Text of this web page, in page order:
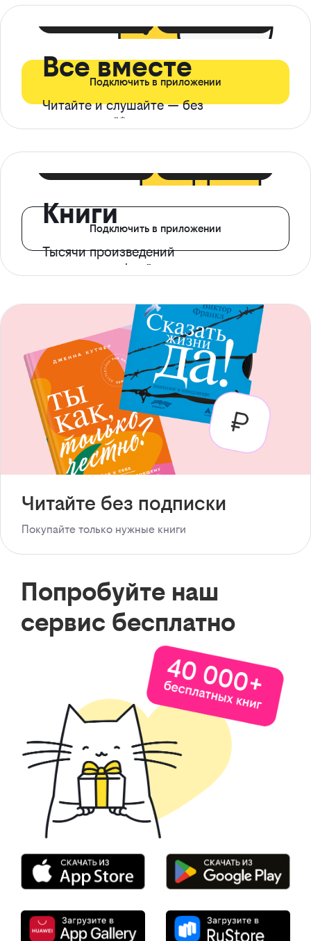
Все вместе
Читайте и слушайте — без
ограничений*
Подключить в приложении
Книги
Тысячи произведений
с доступом офлайн
Подключить в приложении
Читайте без подписки
Покупайте только нужные книги
Попробуйте наш
сервис бесплатно